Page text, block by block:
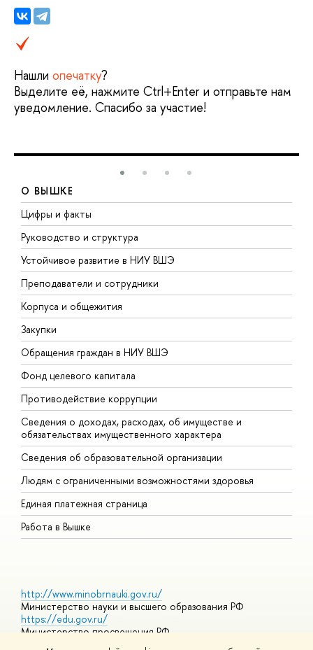
Нашли опечатку?
Выделите её, нажмите Ctrl+Enter и отправьте нам
уведомление. Спасибо за участие!
О ВЫШКЕ
Цифры и факты
Руководство и структура
Устойчивое развитие в НИУ ВШЭ
Преподаватели и сотрудники
Корпуса и общежития
Закупки
Обращения граждан в НИУ ВШЭ
Фонд целевого капитала
Противодействие коррупции
Сведения о доходах, расходах, об имуществе и
обязательствах имущественного характера
Сведения об образовательной организации
Людям с ограниченными возможностями здоровья
Единая платежная страница
Работа в Вышке
http://www.minobrnauki.gov.ru/
Министерство науки и высшего образования РФ
https://edu.gov.ru/
Министерство просвещения РФ